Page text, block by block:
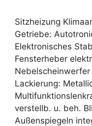
Sitzheizung
Getriebe:
Elektronisches
Fensterheber
Lackierung:
verstellb. u. beh.
Außenspiegeln